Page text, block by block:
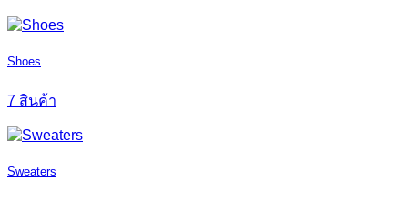
Shoes
7 สินค้า
Sweaters